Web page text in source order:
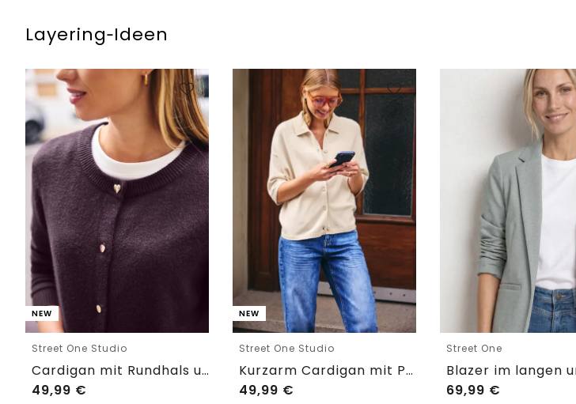
Layering‑Ideen
NEW
Street One Studio
Cardigan mit Rundhals und Knöpfen
49,99 €
NEW
Street One Studio
Kurzarm Cardigan mit Polokragen
49,99 €
Street One
69,99 €